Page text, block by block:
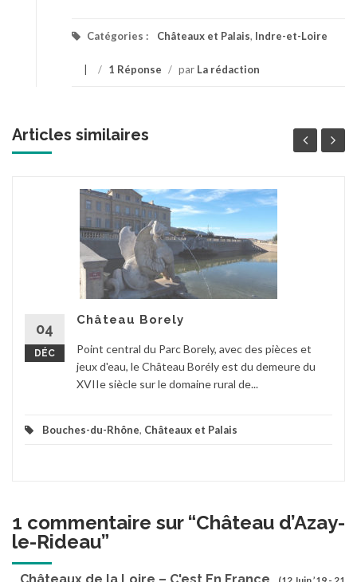
Catégories : Châteaux et Palais, Indre-et-Loire
/ 1 Réponse / par La rédaction
Articles similaires
04
DÉC
Château Borely
Point central du Parc Borely, avec des pièces et
jeux d'eau, le Château Borély est du demeure du
XVIIe siècle sur le domaine rural de...
Bouches-du-Rhône, Châteaux et Palais
1 commentaire sur “Château d’Azay-
le-Rideau”